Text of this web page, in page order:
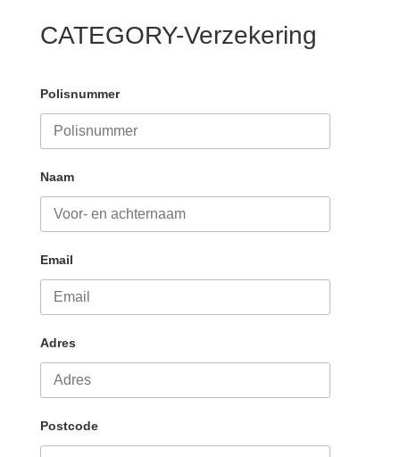
CATEGORY-Verzekering
Polisnummer
Naam
Email
Adres
Postcode